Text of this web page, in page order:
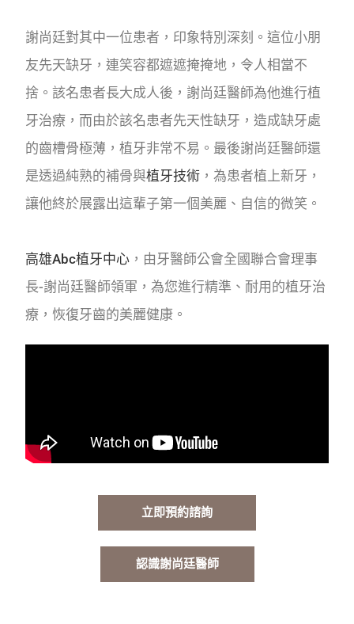
謝尚廷對其中一位患者，印象特別深刻。這位小朋
友先天缺牙，連笑容都遮遮掩掩地，令人相當不
捨。該名患者長大成人後， 謝尚廷醫師為他進行植
牙治療，而由於該名患者先天性缺牙，造成缺牙處
的齒槽骨極薄，植牙非常不易。 最後謝尚廷醫師還
是透過純熟的補骨與植牙技術 ，為患者植上新牙，
讓他終於展露出這輩子第一個美麗、自信的微笑。
高雄Abc植牙中心 ，由牙醫師公會全國聯合會理事
長-謝尚廷醫師領軍，為您進行精準、耐用的植牙治
療， 恢復牙齒的美麗健康。
立即預約諮詢
認識謝尚廷醫師